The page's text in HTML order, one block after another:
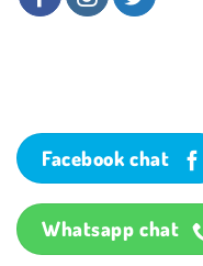
Facebook chat
Whatsapp chat